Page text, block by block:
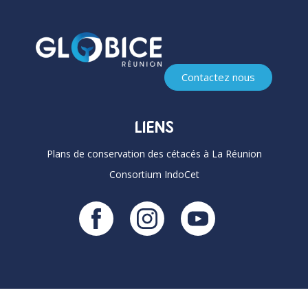
Contactez nous
LIENS
Plans de conservation des cétacés à La Réunion
Consortium IndoCet